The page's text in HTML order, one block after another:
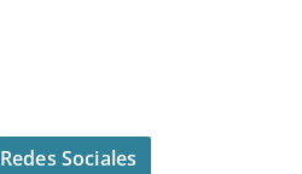
Redes Sociales